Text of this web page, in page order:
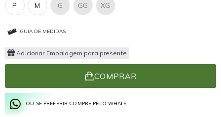
M
P GG XG
G
GUIA DE MEDIDAS
Adicionar Embalagem para presente
COMPRAR
OU SE PREFERIR COMPRE PELO WHATS